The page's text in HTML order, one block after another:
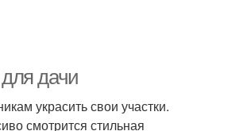
дачи
украсить свои участки.
смотрится стильная